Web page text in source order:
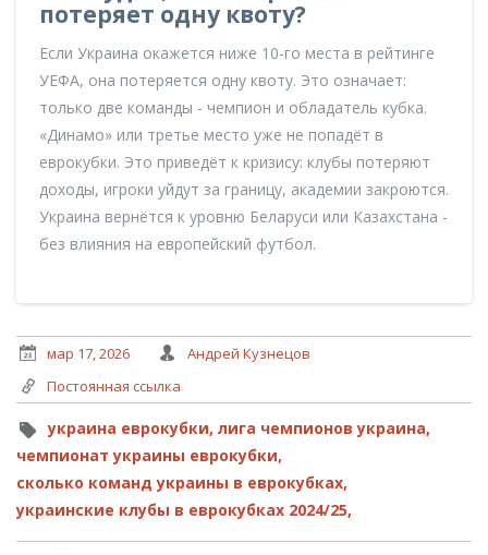
потеряет одну квоту?
Если Украина окажется ниже 10-го места в рейтинге
УЕФА, она потеряется одну квоту. Это означает:
только две команды - чемпион и обладатель кубка.
«Динамо» или третье место уже не попадёт в
еврокубки. Это приведёт к кризису: клубы потеряют
доходы, игроки уйдут за границу, академии закроются.
Украина вернётся к уровню Беларуси или Казахстана -
без влияния на европейский футбол.
мар 17, 2026
Андрей Кузнецов
Постоянная ссылка
украина еврокубки, лига чемпионов украина,
чемпионат украины еврокубки,
сколько команд украины в еврокубках,
украинские клубы в еврокубках 2024/25,